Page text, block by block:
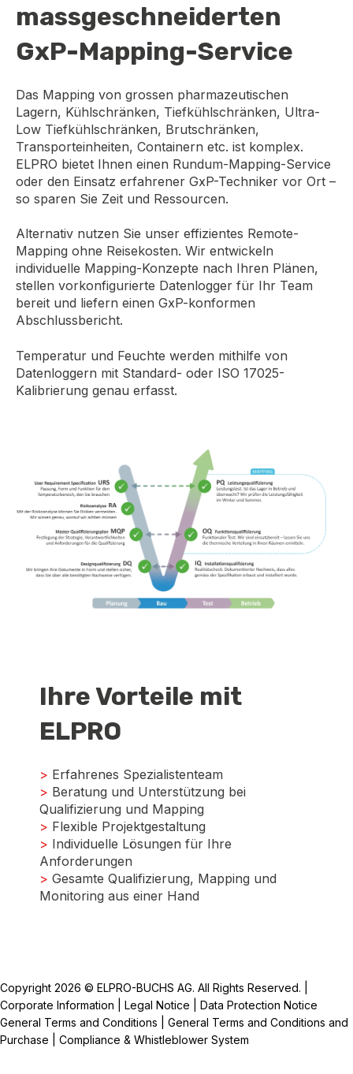
massgeschneiderten
GxP-Mapping-Service
Das Mapping von grossen pharmazeutischen
Lagern, Kühlschränken, Tiefkühlschränken, Ultra-
Low Tiefkühlschränken, Brutschränken,
Transporteinheiten, Containern etc. ist komplex.
ELPRO bietet Ihnen einen Rundum-Mapping-Service
oder den Einsatz erfahrener GxP-Techniker vor Ort –
so sparen Sie Zeit und Ressourcen.
Alternativ nutzen Sie unser effizientes Remote-
Mapping ohne Reisekosten. Wir entwickeln
individuelle Mapping-Konzepte nach Ihren Plänen,
stellen vorkonfigurierte Datenlogger für Ihr Team
bereit und liefern einen GxP-konformen
Abschlussbericht.
Temperatur und Feuchte werden mithilfe von
Datenloggern mit Standard- oder ISO 17025-
Kalibrierung genau erfasst.
Ihre Vorteile mit
ELPRO
> Erfahrenes Spezialistenteam
> Beratung und Unterstützung bei
Qualifizierung und Mapping
> Flexible Projektgestaltung
> Individuelle Lösungen für Ihre
Anforderungen
> Gesamte Qualifizierung, Mapping und
Monitoring aus einer Hand
Copyright 2026 © ELPRO-BUCHS AG. All Rights Reserved. |
Corporate Information
Legal Notice
Data Protection Notice
General Terms and Conditions
General Terms and Conditions and
Purchase
Compliance & Whistleblower System